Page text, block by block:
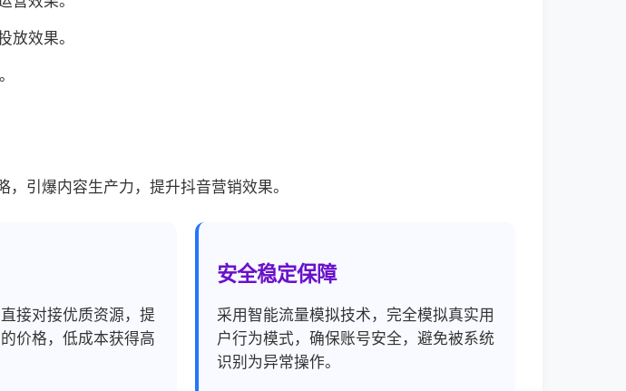
放效果。
引爆内容生产力，提升抖音营销效果。
接对接优质资源，提
价格，低成本获得高
安全稳定保障
采用智能流量模拟技术，完全模拟真实用
户行为模式，确保账号安全，避免被系统
识别为异常操作。